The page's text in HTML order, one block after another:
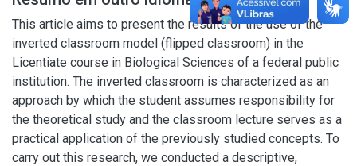
This article aims to present the results of the use of the
inverted classroom model (flipped classroom) in the
Licentiate course in Biological Sciences of a federal public
institution. The inverted classroom is characterized as an
approach by which the student assumes responsibility for
the theoretical study and the classroom lecture serves as a
practical application of the previously studied concepts. To
carry out this research, we conducted a descriptive,